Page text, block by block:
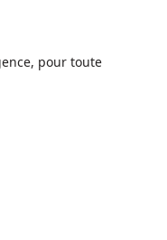
pour toute